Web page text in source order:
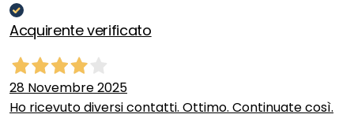
Acquirente verificato
28 Novembre 2025
Ho ricevuto diversi contatti. Ottimo. Continuate così.